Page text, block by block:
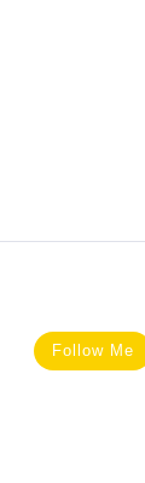
Follow Me